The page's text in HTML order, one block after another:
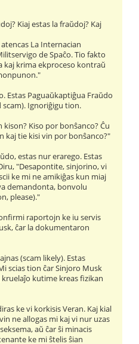
Kiaj estas la fraŭdoj? Kaj
La Internacian
de Spaĉo. Tio fakto
kaj krima ekproceso kontraŭ
Estas Paguaŭkaptiĝua Fraŭdo
Ignoriĝigu tion.
kison? Kiso por bonŝanco? Ĉu
kaj tie kisi vin por bonŝanco?"
estas nur erarego. Estas
"Desapontite, sinjorino, vi
ke mi ne amikiĝas kun miaj
demandonta, bonvolu
please)."
raportojn ke iu servis
ĉar la dokumentaron
(scam likely). Estas
scias tion ĉar Sinjoro Musk
kutime kreas fizikan
ke vi korkisis Veran. Kaj kial
ne allogas mi kaj vi nur uzas
aŭ ĉar ŝi minacis
ke mi ŝtelis ŝian